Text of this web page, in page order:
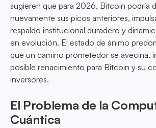
sugieren que para 2026, Bitcoin podría
nuevamente sus picos anteriores,
respaldo institucional duradero y
en evolución. El estado de ánimo
que un camino prometedor se avecina,
posible renacimiento para Bitcoin y su
inversores.
El Problema de la
Cuántica